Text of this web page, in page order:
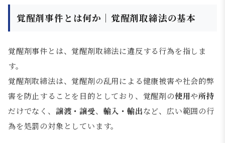
覚醒剤事件とは何か｜覚醒剤取締法の基本
覚醒剤事件とは、覚醒剤取締法に違反する行為を指しま
す。
覚醒剤取締法は、覚醒剤の乱用による健康被害や社会的弊
害を防止することを目的としており、覚醒剤の使用や所持
だけでなく、 譲渡・譲受、 輸入・輸出など、広い範囲の行
為を処罰の対象としています。